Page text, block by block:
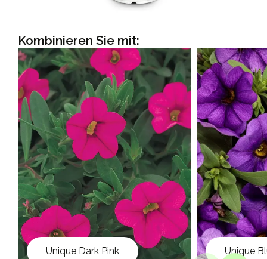
Kombinieren Sie mit:
Unique Dark Pink Unique